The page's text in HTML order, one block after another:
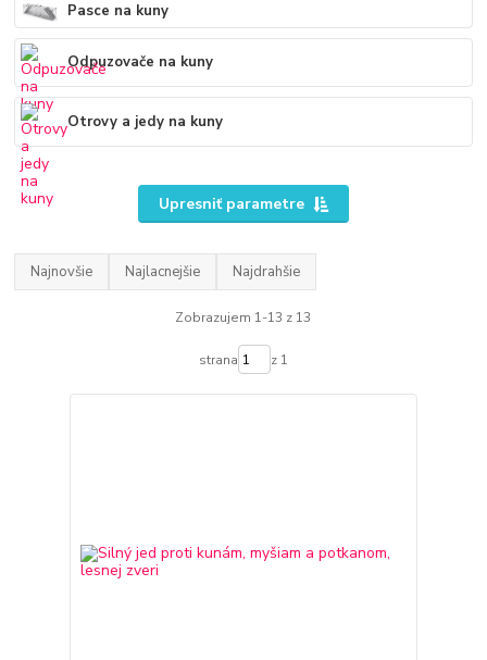
Pasce na kuny
Odpuzovače na kuny
Otrovy a jedy na kuny
Upresniť parametre
Najnovšie Najlacnejšie Najdrahšie
Zobrazujem 1-13 z 13
strana z 1